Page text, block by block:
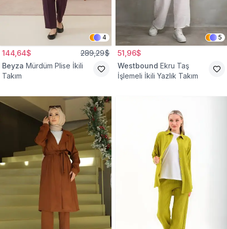
4
144,64$ 289,29$
Beyza Mürdüm Plise İkili
Takım
5
51,96$
Westbound Ekru Taş
İşlemeli İkili Yazlık Takım